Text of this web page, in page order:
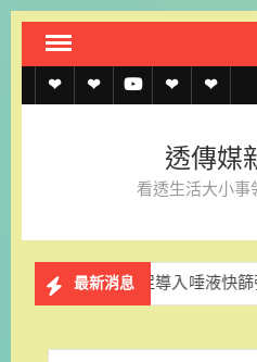
Skip
content透
約
透
上
記
透 聯
我
官
LINE
透傳媒
看透生活大小事
最新消息
促導入唾液快篩強化校園防護